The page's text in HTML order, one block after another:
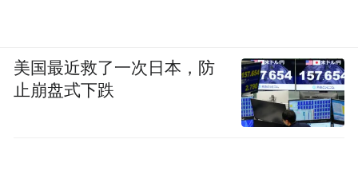
美国最近救了一次日本，防
止崩盘式下跌